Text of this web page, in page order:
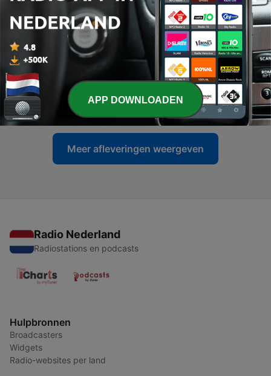
18 - 8
12 aug. 2014
17 - 7
12 aug. 2014
16 - 6
12 aug. 2014
Meer afleveringen weergeven
Radio Nederland
Radiostations en podcasts
Hulpbronnen
Broadcasters
Widgets
Radio-websites per land
APP DOWNLOADEN